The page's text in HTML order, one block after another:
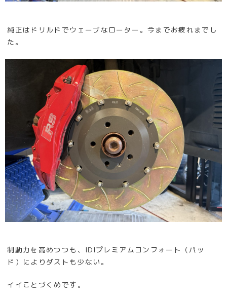
純正はドリルドでウェーブなローター。今までお疲れまでし
た。
制動力を高めつつも、IDIプレミアムコンフォート（パッ
ド）によりダストも少ない。
イイことづくめです。